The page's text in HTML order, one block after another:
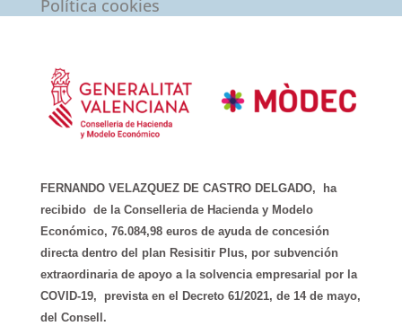
Política cookies
FERNANDO VELAZQUEZ DE CASTRO DELGADO, ha
recibido de la Conselleria de Hacienda y Modelo
Económico, 76.084,98 euros de ayuda de concesión
directa dentro del plan Resisitir Plus, por subvención
extraordinaria de apoyo a la solvencia empresarial por la
COVID-19, prevista en el Decreto 61/2021, de 14 de mayo,
del Consell.